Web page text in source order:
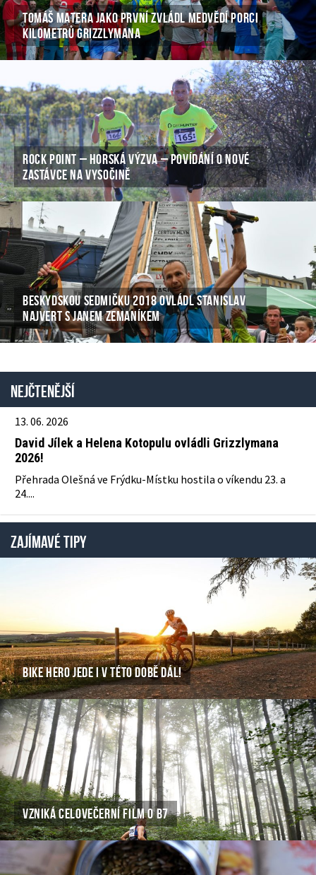
TOMÁŠ MATERA JAKO PRVNÍ ZVLÁDL MEDVĚDÍ PORCI
KILOMETRŮ GRIZZLYMANA
ROCK POINT – HORSKÁ VÝZVA – POVÍDÁNÍ O NOVÉ
ZASTÁVCE NA VYSOČINĚ
BESKYDSKOU SEDMIČKU 2018 OVLÁDL STANISLAV
NAJVERT S JANEM ZEMANÍKEM
Nejčtenější
13. 06. 2026
David Jílek a Helena Kotopulu ovládli Grizzlymana
2026!
Přehrada Olešná ve Frýdku-Místku hostila o víkendu 23. a
24....
ZAJÍMAVÉ TIPY
BIKE HERO JEDE I V TÉTO DOBĚ DÁL!
VZNIKÁ CELOVEČERNÍ FILM O B7